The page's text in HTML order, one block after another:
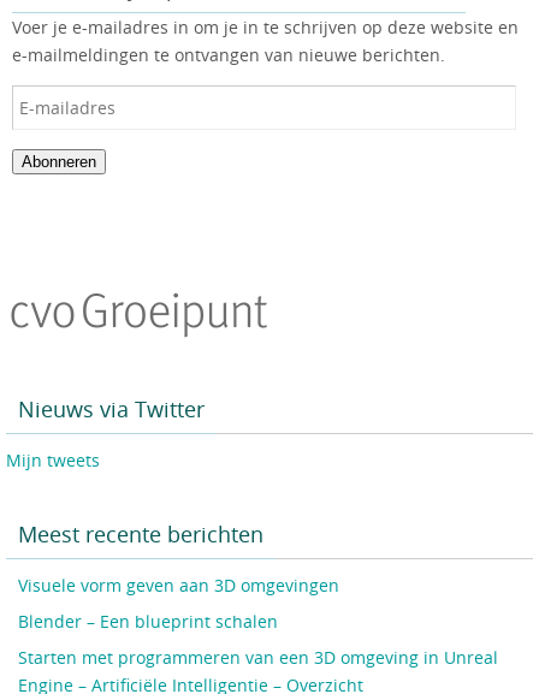
Voer je e-mailadres in om je in te schrijven op deze website en
e-mailmeldingen te ontvangen van nieuwe berichten.
Abonneren
Nieuws via Twitter
Mijn tweets
Meest recente berichten
Visuele vorm geven aan 3D omgevingen
Blender – Een blueprint schalen
Starten met programmeren van een 3D omgeving in Unreal
Engine – Artificiële Intelligentie – Overzicht